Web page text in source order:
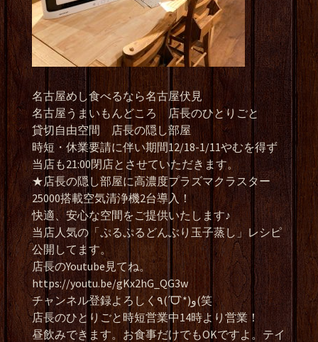
名古屋めし食べるなら名古屋伏見
名古屋うまいもんどころ 店長のひとりごと
貸切自由空間 店長の隠し部屋
時短・休業要請に伴い期間12/18-1/11やむを得ず
当店も21:00閉店とさせていただきます。
★店長の隠し部屋に高濃度プラズマクラスター
25000搭載空気清浄機2台導入！
快適、安心な空間をご提供いたします♪
当店人気の「ぷるぷるどんぶり玉子蒸し」レシピ
公開してます。
店長のYoutube見てね。
https://youtu.be/gKx2hG_QG3w
チャンネル登録よろしく٩(ˊᗜˋ*)و(笑
店長のひとりごと時短営業中14時より営業！
昼飲みできます。お食事だけでもOKですよ。テイ